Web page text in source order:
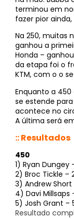
terminou em
fazer pior
Na 250, muitas
ganhou a
Honda –
da etapa foi o
KTM, com o o
Enquanto a
se estende
acontece no
A última será
:: Resultados
450
1) Ryan Dungey
2) Broc Tickle –
3) Andrew
4) Davi Millsaps
5) Josh Grant –
Resultado